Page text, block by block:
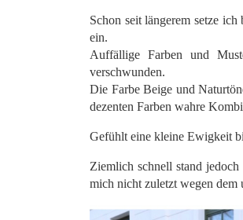
Schon seit längerem setze
ein.
Auffällige Farben und
verschwunden.
Die Farbe Beige und
dezenten Farben wahre
Gefühlt eine kleine Ewigkeit
Ziemlich schnell stand
mich nicht zuletzt wegen dem